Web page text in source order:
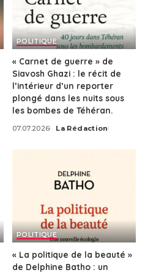
POLITIQUE
« Carnet de guerre » de
Siavosh Ghazi : le récit de
l’intérieur d’un reporter
plongé dans les nuits sous
les bombes de Téhéran.
07.07.2026
Posted
La Rédaction
POLITIQUE
« La politique de la beauté »
de Delphine Batho : un